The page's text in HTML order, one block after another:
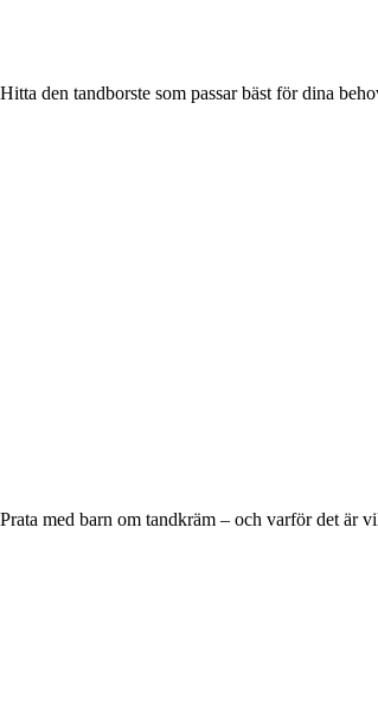
Hitta den tandborste som passar bäst för dina
Prata med barn om tandkräm – och varför det är